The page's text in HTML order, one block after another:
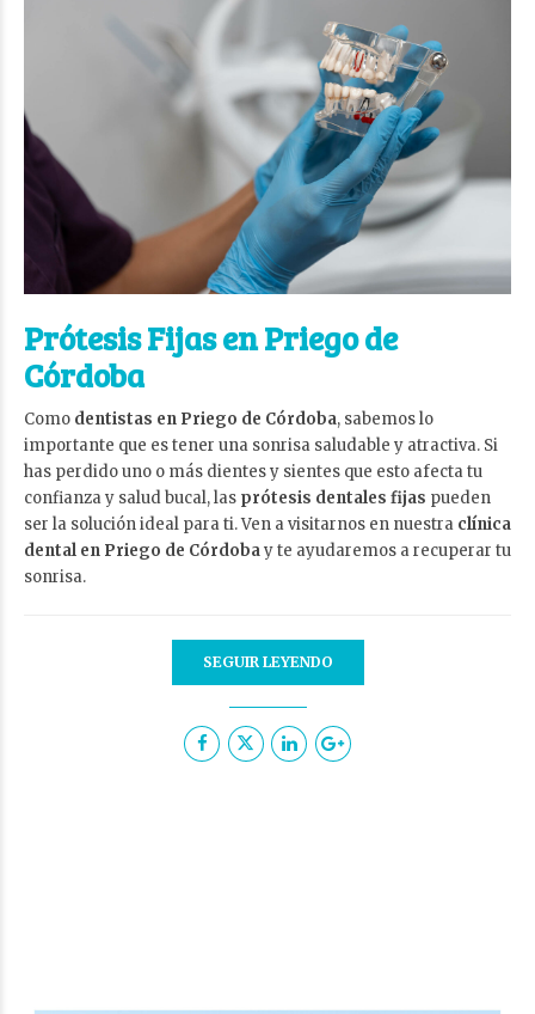
Prótesis Fijas en Priego de
Córdoba
Como dentistas en Priego de Córdoba, sabemos lo
importante que es tener una sonrisa saludable y atractiva. Si
has perdido uno o más dientes y sientes que esto afecta tu
confianza y salud bucal, las prótesis dentales fijas pueden
ser la solución ideal para ti. Ven a visitarnos en nuestra clínica
dental en Priego de Córdobay te ayudaremos a recuperar tu
sonrisa.
SEGUIR LEYENDO